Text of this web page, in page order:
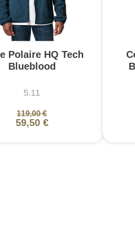
Polaire HQ Tech
Blueblood
5.11
119,00 €
59,50 €